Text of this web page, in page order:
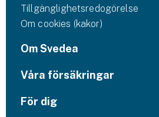
Tillgänglighetsredogörelse
Om cookies (kakor)
Om Svedea
Våra försäkringar
För dig